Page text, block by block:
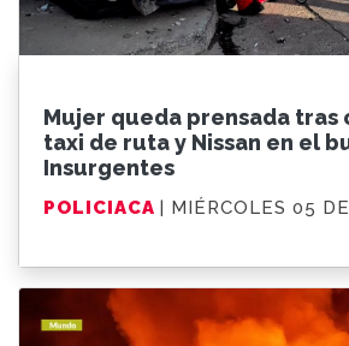
Mujer queda prensada tras
taxi de ruta y Nissan en el
Insurgentes
POLICIACA | MIÉRCOLES 05